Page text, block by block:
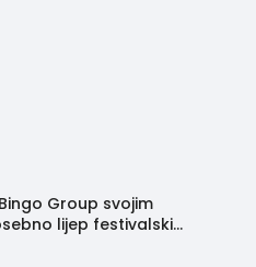
Group svojim
lijep festivalski